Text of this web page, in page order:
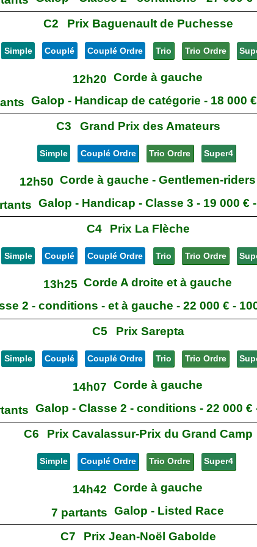
C2
Prix Baguenault de Puchesse
Simple Couplé Couplé Ordre Trio Trio Ordre
12h20 Corde à gauche
Galop - Handicap de catégorie - 18 000
C3
Grand Prix des Amateurs
Simple Couplé Ordre Trio Ordre Super4
12h50 Corde à gauche - Gentlemen-riders
Galop - Handicap - Classe 3 - 19 000 €
C4
Prix La Flèche
Simple Couplé Couplé Ordre Trio Trio Ordre
13h25 Corde A droite et à gauche
2 - conditions - et à gauche - 22 000 € -
C5
Prix Sarepta
Simple Couplé Couplé Ordre Trio Trio Ordre
14h07 Corde à gauche
Galop - Classe 2 - conditions - 22 000 €
C6
Prix Cavalassur-Prix du Grand Camp
Simple Couplé Ordre Trio Ordre Super4
14h42 Corde à gauche
7 partants Galop - Listed Race
C7
Prix Jean-Noël Gabolde